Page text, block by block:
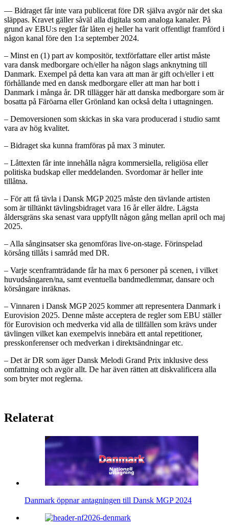
— Bidraget får inte vara publicerat före DR själva avgör när det ska
släppas. Kravet gäller såväl alla digitala som analoga kanaler. På
grund av EBU:s regler får låten ej heller ha varit offentligt framförd i
någon kanal före den 1:a september 2024.
– Minst en (1) part av kompositör, textförfattare eller artist måste
vara dansk medborgare och/eller ha någon slags anknytning till
Danmark. Exempel på detta kan vara att man är gift och/eller i ett
förhållande med en dansk medborgare eller att man har bott i
Danmark i många år. DR tillägger här att danska medborgare som är
bosatta på Färöarna eller Grönland kan också delta i uttagningen.
– Demoversionen som skickas in ska vara producerad i studio samt
vara av hög kvalitet.
– Bidraget ska kunna framföras på max 3 minuter.
– Låttexten får inte innehålla några kommersiella, religiösa eller
politiska budskap eller meddelanden. Svordomar är heller inte
tillåtna.
– För att få tävla i Dansk MGP 2025 måste den tävlande artisten
som är tilltänkt tävlingsbidraget vara 16 år eller äldre. Lägsta
åldersgräns ska senast vara uppfyllt någon gång mellan april och maj
2025.
– Alla sånginsatser ska genomföras live-on-stage. Förinspelad
körsång tillåts i samråd med DR.
– Varje scenframträdande får ha max 6 personer på scenen, i vilket
huvudsångaren/na, samt eventuella bandmedlemmar, dansare och
körsångare inräknas.
– Vinnaren i Dansk MGP 2025 kommer att representera Danmark i
Eurovision 2025. Denne måste acceptera de regler som EBU ställer
för Eurovision och medverka vid alla de tillfällen som krävs under
tävlingen vilket kan exempelvis innebära ett antal repetitioner,
presskonferenser och medverkan i direktsändningar etc.
– Det är DR som äger Dansk Melodi Grand Prix inklusive dess
omfattning och avgör allt. De har även rätten att diskvalificera alla
som bryter mot reglerna.
Relaterat
Danmark öppnar antagningen till Dansk MGP 2024